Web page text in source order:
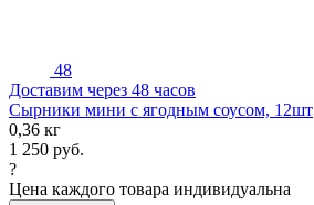
48
Доставим через 48 часов
Сырники мини с ягодным соусом, 12шт
0,36 кг
1 250 руб.
?
Цена каждого товара индивидуальна